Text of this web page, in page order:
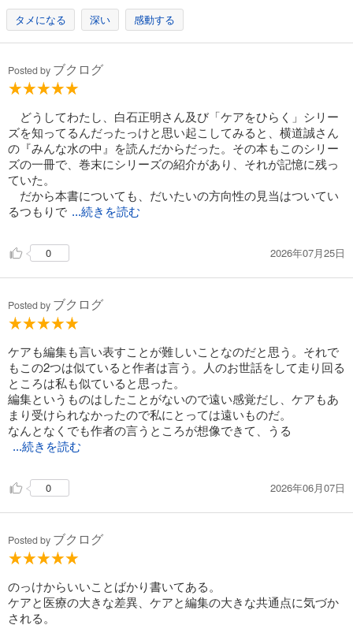
タメになる 深い 感動する
Posted by ブクログ
どうしてわたし、白石正明さん及び「ケアをひらく」シリー
ズを知ってるんだったっけと思い起こしてみると、横道誠さん
の『みんな水の中』を読んだからだった。その本もこのシリー
ズの一冊で、巻末にシリーズの紹介があり、それが記憶に残っ
ていた。
だから本書についても、だいたいの方向性の見当はついてい
るつもりで ...続きを読む
0 2026年07月25日
Posted by ブクログ
ケアも編集も言い表すことが難しいことなのだと思う。それで
もこの2つは似ていると作者は言う。人のお世話をして走り回る
ところは私も似ていると思った。
編集というものはしたことがないので遠い感覚だし、ケアもあ
まり受けられなかったので私にとっては遠いものだ。
なんとなくでも作者の言うところが想像できて、うる
...続きを読む
0 2026年06月07日
Posted by ブクログ
のっけからいいことばかり書いてある。
ケアと医療の大きな差異、ケアと編集の大きな共通点に気づか
される。